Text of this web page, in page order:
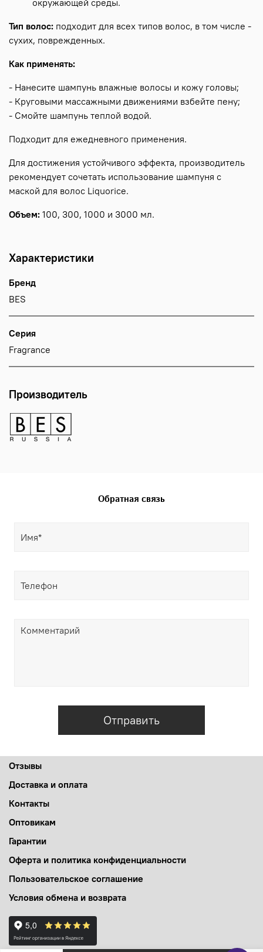
окружающей среды.
Тип волос: подходит для всех типов волос, в том числе -
сухих, поврежденных.
Как применять:
- Нанесите шампунь влажные волосы и кожу головы;
- Круговыми массажными движениями взбейте пену;
- Смойте шампунь теплой водой.
Подходит для ежедневного применения.
Для достижения устойчивого эффекта, производитель
рекомендует сочетать использование шампуня с
маской для волос Liquorice.
Объем: 100, 300, 1000 и 3000 мл.
Характеристики
Бренд
BES
Серия
Fragrance
Производитель
Обратная связь
Отправить
Отзывы
Доставка и оплата
Контакты
Оптовикам
Гарантии
Оферта и политика конфиденциальности
Пользовательское соглашение
Условия обмена и возврата